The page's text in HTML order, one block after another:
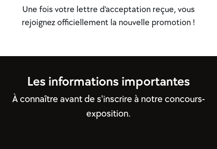
Une fois votre lettre d'acceptation reçue, vous
rejoignez officiellement la nouvelle promotion !
Les informations importantes
À connaître avant de s'inscrire à notre concours-
exposition.